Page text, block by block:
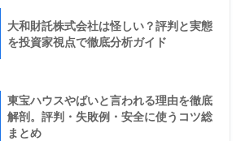
大和財託株式会社は怪しい？評判と実態
を投資家視点で徹底分析ガイド
東宝ハウスやばいと言われる理由を徹底
解剖。評判・失敗例・安全に使うコツ総
まとめ